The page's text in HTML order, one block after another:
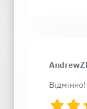
Відмінно!